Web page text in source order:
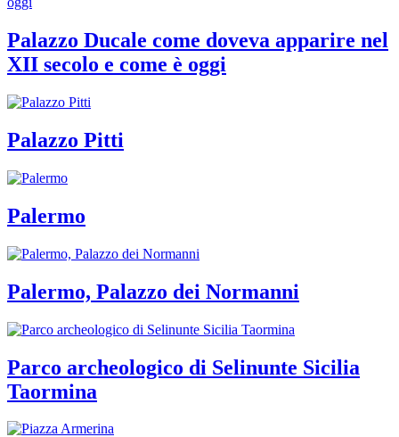
Palazzo Ducale come doveva apparire nel
XII secolo e come è oggi
Palazzo Pitti
Palermo
Palermo, Palazzo dei Normanni
Parco archeologico di Selinunte Sicilia
Taormina